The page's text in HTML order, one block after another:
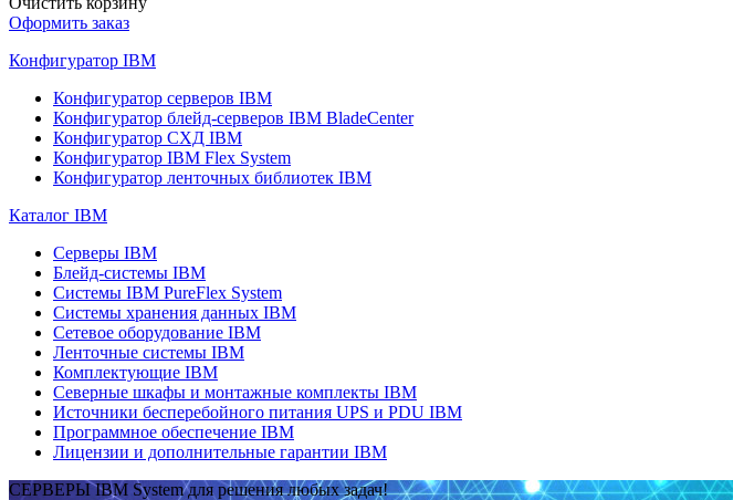
Оформить заказ
Конфигуратор IBM
Конфигуратор серверов IBM
Конфигуратор блейд-серверов IBM BladeCenter
Конфигуратор СХД IBM
Конфигуратор IBM Flex System
Конфигуратор ленточных библиотек IBM
Каталог IBM
Серверы IBM
Блейд-системы IBM
Системы IBM PureFlex System
Системы хранения данных IBM
Сетевое оборудование IBM
Ленточные системы IBM
Комплектующие IBM
Северные шкафы и монтажные комплекты IBM
Источники бесперебойного питания UPS и PDU IBM
Программное обеспечение IBM
Лицензии и дополнительные гарантии IBM
СЕРВЕРЫ IBM System для решения любых задач!